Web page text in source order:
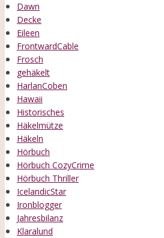
Dawn
Decke
Eileen
FrontwardCable
Frosch
gehäkelt
HarlanCoben
Hawaii
Historisches
Häkelmütze
Häkeln
Hörbuch
Hörbuch CozyCrime
Hörbuch Thriller
IcelandicStar
Ironblogger
Jahresbilanz
Klaralund